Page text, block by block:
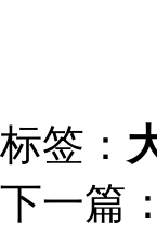
标签：
下一篇：